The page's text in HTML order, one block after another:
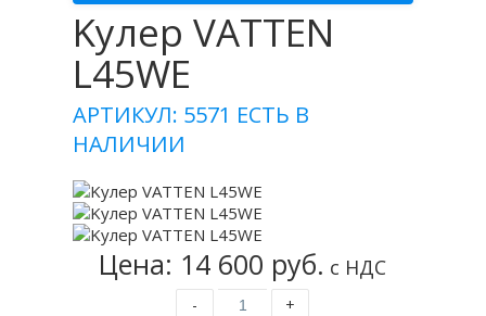
Kулер VATTEN
L45WE
АРТИКУЛ: 5571 ЕСТЬ В
НАЛИЧИИ
Цена: 14 600 руб. с НДС
- +